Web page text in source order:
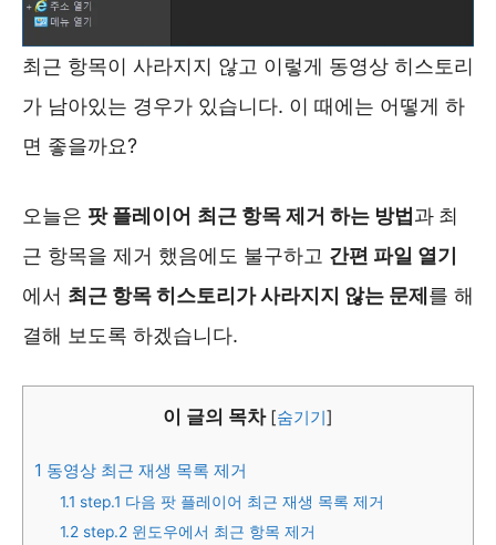
최근 항목이 사라지지 않고 이렇게 동영상 히스토리
가 남아있는 경우가 있습니다. 이 때에는 어떻게 하
면 좋을까요?
오늘은 팟 플레이어 최근 항목 제거 하는 방법과 최
근 항목을 제거 했음에도 불구하고 간편 파일 열기
에서 최근 항목 히스토리가 사라지지 않는 문제를 해
결해 보도록 하겠습니다.
이 글의 목차 [숨기기]
1 동영상 최근 재생 목록 제거
1.1 step.1 다음 팟 플레이어 최근 재생 목록 제거
1.2 step.2 윈도우에서 최근 항목 제거